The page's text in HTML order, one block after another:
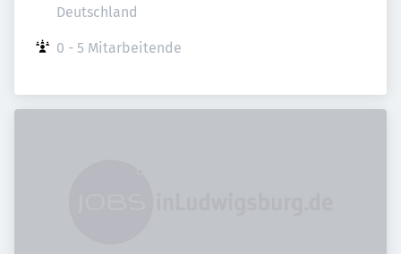
Deutschland
0 - 5 Mitarbeitende